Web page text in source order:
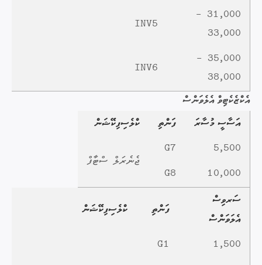
31,000 -
33,000
INV5
35,000 -
38,000
INV6
އެކްޒެކެޓިވް އެލެވަންސް
އަސާސީ މުސާރަ
ފަންތި ކްލެސިފިކޭޝަން
5,500
G7
ޖެނެރަލް ސްޓާފް
10,000
G8
ސަރވިސް
އެލަވަންސް
ފަންތި ކްލެސިފިކޭޝަން
1,500
G1